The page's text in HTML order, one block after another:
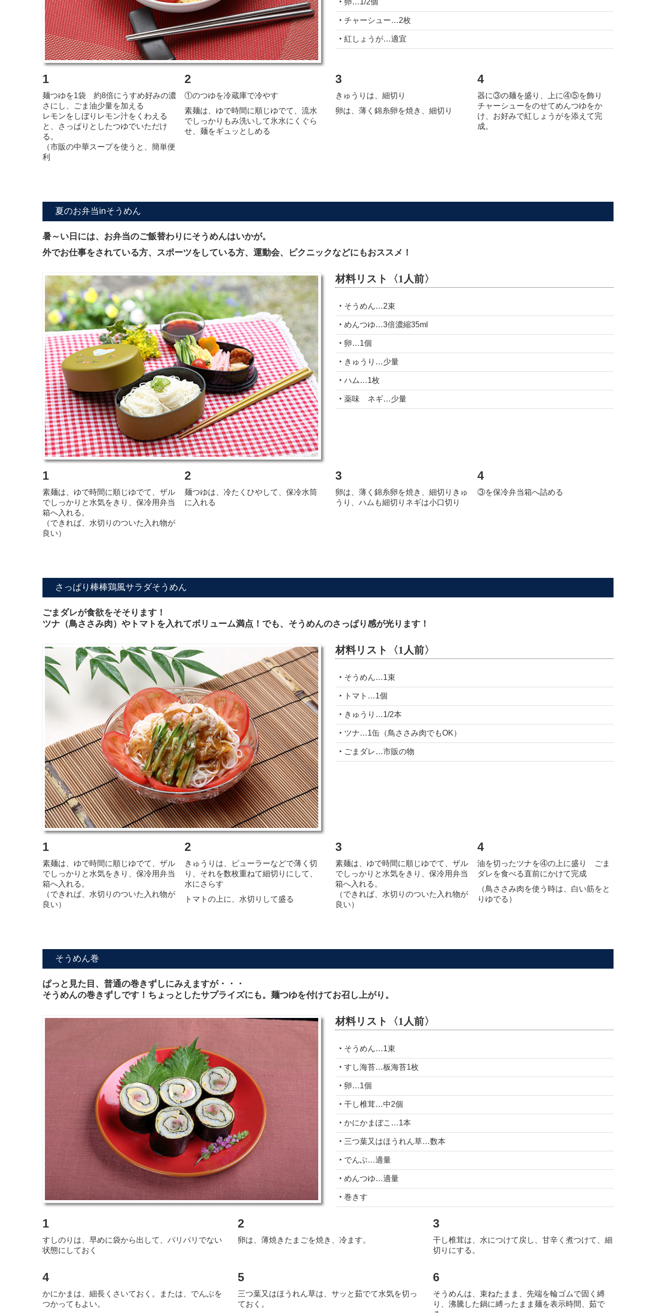
‣ 卵…1/2個
‣ チャーシュー…2枚
‣ 紅しょうが…適宜
1
麺つゆを1袋 約8倍にうすめ好みの濃
さにし、ごま油少量を加える
レモンをしぼりレモン汁をくわえる
と、さっぱりとしたつゆでいただけ
る。
（市販の中華スープを使うと、簡単便
利
2
①のつゆを冷蔵庫で冷やす
素麺は、ゆで時間に順じゆでて、流水
でしっかりもみ洗いして氷水にくぐら
せ、麺をギュッとしめる
3
きゅうりは、細切り
卵は、薄く錦糸卵を焼き、細切り
4
器に③の麺を盛り、上に④⑤を飾り
チャーシューをのせてめんつゆをか
け、お好みで紅しょうがを添えて完
成。
夏のお弁当inそうめん
暑～い日には、お弁当のご飯替わりにそうめんはいかが。
外でお仕事をされている方、スポーツをしている方、運動会、ピクニックなどにもおススメ！
材料リスト〈1人前〉
‣ そうめん…2束
‣ めんつゆ…3倍濃縮35ml
‣ 卵…1個
‣ きゅうり…少量
‣ ハム…1枚
‣ 薬味 ネギ…少量
1
素麺は、ゆで時間に順じゆでて、ザル
でしっかりと 水気をきり、保冷用弁当
箱へ入れる。
（できれば、水切りのついた入れ物が
良い）
2
麺つゆは、冷たくひやして、保冷水筒
に入れる
3
卵は、薄く錦糸卵を焼き、細切り きゅ
うり、ハムも細切り ネギは小口切り
4
③を保冷弁当箱へ詰める
さっぱり棒棒鶏風サラダそうめん
ごまダレが食欲をそそります！
ツナ（鳥ささみ肉）やトマトを入れてボリューム満点！でも、そうめんのさっぱり感が光ります！
材料リスト〈1人前〉
‣ そうめん…1束
‣ トマト…1個
‣ きゅうり…1/2本
‣ ツナ…1缶（鳥ささみ肉でもOK）
‣ ごまダレ…市販の物
1
素麺は、ゆで時間に順じゆでて、ザル
でしっかりと 水気をきり、保冷用弁当
箱へ入れる。
（できれば、水切りのついた入れ物が
良い）
2
きゅうりは、ピューラーなどで薄く切
り、それを数枚重ねて細切りにして、
水にさらす
トマトの上に、水切りして盛る
3
素麺は、ゆで時間に順じゆでて、ザル
でしっかりと 水気をきり、保冷用弁当
箱へ入れる。
（できれば、水切りのついた入れ物が
良い）
4
油を切ったツナを④の上に盛り ごま
ダレを食べる直前にかけて完成
（鳥ささみ肉を使う時は、白い筋をと
りゆでる）
そうめん巻
ぱっと見た目、普通の巻きずしにみえますが・・・
そうめんの巻きずしです！ちょっとしたサプライズにも。麺つゆを付けてお召し上がり。
材料リスト〈1人前〉
‣ そうめん…1束
‣ すし海苔…板海苔1枚
‣ 卵…1個
‣ 干し椎茸…中2個
‣ かにかまぼこ…1本
‣ 三つ葉又はほうれん草…数本
‣ でんぶ…適量
‣ めんつゆ…適量
‣ 巻きす
1
すしのりは、早めに袋から出して、パリパリでない
状態にしておく
2
卵は、薄焼きたまごを焼き、冷ます。
3
干し椎茸は、水につけて戻し、甘辛く煮つけて、細
切りにする。
4
かにかまは、細長くさいておく。または、でんぶを
つかってもよい。
5
三つ葉又はほうれん草は、サッと茹でて水気を切っ
ておく。
6
そうめんは、束ねたまま、先端を輪ゴムで固く縛
り、沸騰した鍋に縛ったまま麺を表示時間、茹で